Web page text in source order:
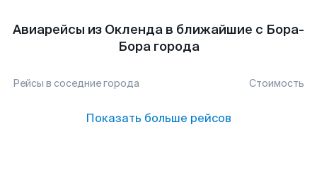
Авиарейсы из Окленда в ближайшие с Бора-
Бора города
Рейсы в соседние города Стоимость
Показать больше рейсов